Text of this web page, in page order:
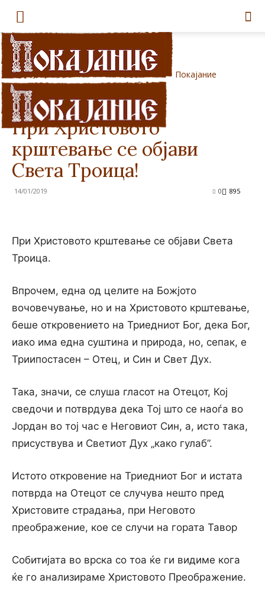
Покајание
Дома
Празници
При Христовото
крштевање се објави
Света Троица!
14/01/2019 895
0
При Христовото крштевање се објави Света
Троица.
Впрочем, една од целите на Божјото
вочовечување, но и на Христовото крштевање,
беше откровението на Триедниот Бог, дека Бог,
иако има една суштина и природа, но, сепак, е
Триипостасен – Отец, и Син и Свет Дух.
Така, значи, се слуша гласот на Отецот, Кој
сведочи и потврдува дека Тој што се наоѓа во
Јордан во тој час е Неговиот Син, а, исто така,
присуствува и Светиот Дух „како гулаб”.
Истото откровение на Триедниот Бог и истата
потврда на Отецот се случува нешто пред
Христовите страдања, при Неговото
преображение, кое се случи на гората Тавор
Собитијата во врска co тоа ќе ги видиме кога
ќе го анализираме Христовото Преображение.